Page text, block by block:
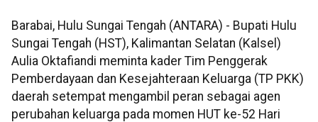
Barabai, Hulu Sungai Tengah (ANTARA) - Bupati Hulu
Sungai Tengah (HST), Kalimantan Selatan (Kalsel)
Aulia Oktafiandi meminta kader Tim Penggerak
Pemberdayaan dan Kesejahteraan Keluarga (TP PKK)
daerah setempat mengambil peran sebagai agen
perubahan keluarga pada momen HUT ke-52 Hari